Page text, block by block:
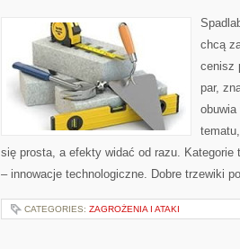
chcą
cenisz
par,
obuwia
się prosta, a efekty widać od razu.
– innowacje technologiczne. Dobre trzewiki
CATEGORIES: ZAGROŻENIA I ATAKI